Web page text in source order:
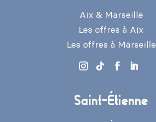
Aix & Marseille
Les offres à Aix
Les offres à Marseille
Saint-Étienne